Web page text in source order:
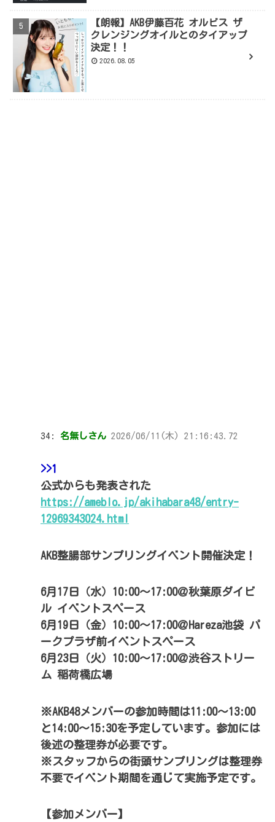
【朗報】AKB伊藤百花 オルビス ザ
クレンジングオイルとのタイアップ
決定！！
2026.08.05
34: 名無しさん 2026/06/11(木) 21:16:43.72
>>1
公式からも発表された
https://ameblo.jp/akihabara48/entry-
12969343024.html
AKB整腸部サンプリングイベント開催決定！
6月17日（水）10:00～17:00＠秋葉原ダイビ
ル イベントスペース
6月19日（金）10:00～17:00＠Hareza池袋 パ
ークプラザ前イベントスペース
6月23日（火）10:00～17:00＠渋谷ストリー
ム 稲荷橋広場
※AKB48メンバーの参加時間は11:00～13:00
と14:00～15:30を予定しています。参加には
後述の整理券が必要です。
※スタッフからの街頭サンプリングは整理券
不要でイベント期間を通じて実施予定です。
【参加メンバー】